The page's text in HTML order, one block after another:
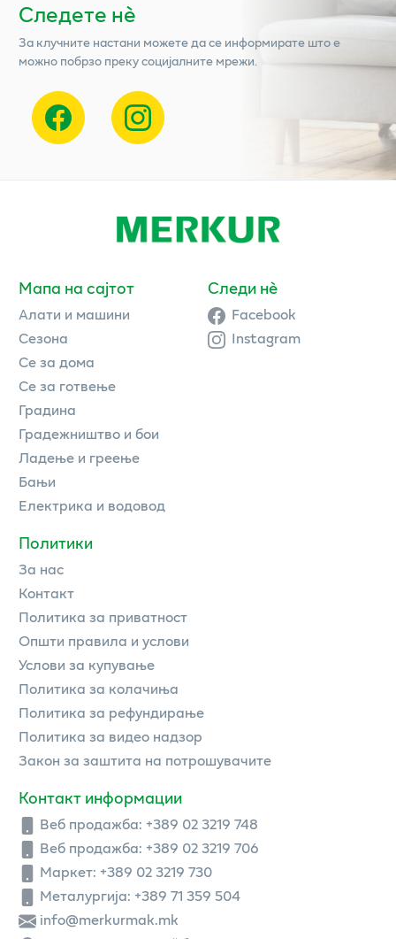
Следете нѐ
За клучните настани можете да се информирате што е
можно побрзо преку социјалните мрежи.
Мапа на сајтот
Алати и машини
Сезона
Се за дома
Се за готвење
Градина
Градежништво и бои
Ладење и греење
Бањи
Електрика и водовод
Политики
За нас
Контакт
Политика за приватност
Општи правила и услови
Услови за купување
Политика за колачиња
Политика за рефундирање
Политика за видео надзор
Закон за заштита на потрошувачите
Контакт информации
Веб продажба: +389 02 3219 748
Веб продажба: +389 02 3219 706
Маркет: +389 02 3219 730
Металургија: +389 71 359 504
info@merkurmak.mk
Следи нè
Facebook
Instagram